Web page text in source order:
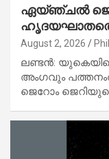
ഏയ്ഞ്ചൽ
August 2, 2026
ലണ്ടൻ:
അംഗവും
ജെറോം